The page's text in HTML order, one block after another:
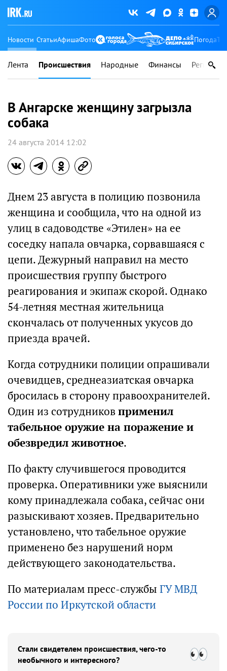
Новости СтатьиАфишаФото Погода
Лента Происшествия Народные Финансы Регионы
В Ангарске женщину загрызла
собака
24 августа 2014 12:02
Днем 23 августа в полицию позвонила
женщина и сообщила, что на одной из
улиц в садоводстве «Этилен» на ее
соседку напала овчарка, сорвавшаяся с
цепи. Дежурный направил на место
происшествия группу быстрого
реагирования и экипаж скорой. Однако
54-летняя местная жительница
скончалась от полученных укусов до
приезда врачей.
Когда сотрудники полиции опрашивали
очевидцев, среднеазиатская овчарка
бросилась в сторону правоохранителей.
Один из сотрудников применил
табельное оружие на поражение и
обезвредил животное.
По факту случившегося проводится
проверка. Оперативники уже выяснили
кому принадлежала собака, сейчас они
разыскивают хозяев. Предварительно
установлено, что табельное оружие
применено без нарушений норм
действующего законодательства.
По материалам пресс-службы ГУ МВД
России по Иркутской области
Стали свидетелем происшествия, чего-то
необычного и интересного?